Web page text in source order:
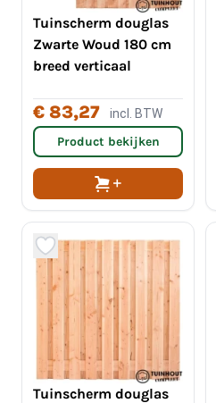
Tuinscherm douglas
Zwarte Woud 180 cm
breed verticaal
€ 83,27 incl. BTW
Product bekijken
Tuinscherm douglas